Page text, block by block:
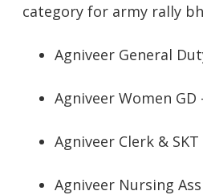
category for army rally
Agniveer General
Agniveer Women
Agniveer Clerk & SKT
Agniveer Nursing